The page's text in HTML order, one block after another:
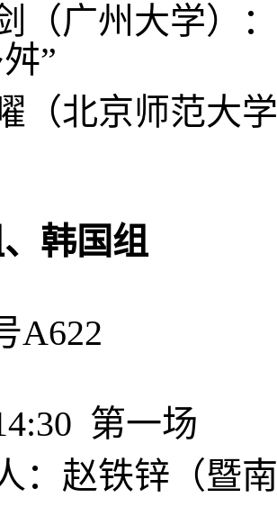
（广州大学）
”
（北京师范大
韩国组
A622
第一场
：赵铁锌（暨